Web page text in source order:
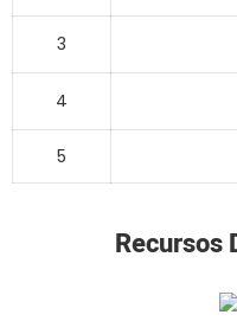
3
4
5
Recursos